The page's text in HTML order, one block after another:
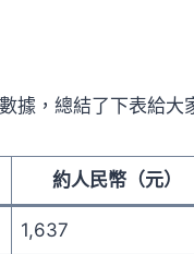
，總結了下表給大
約人民幣（元）
1,637